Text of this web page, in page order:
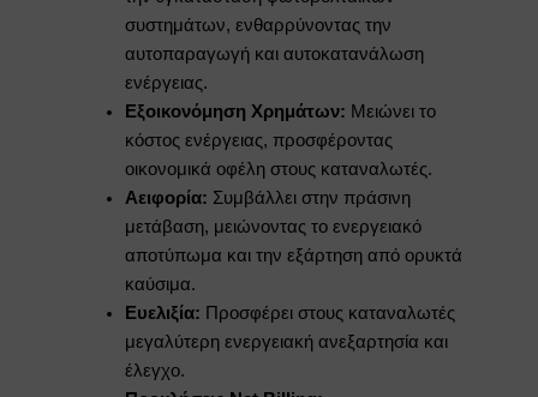
συστημάτων, ενθαρρύνοντας την
αυτοπαραγωγή και αυτοκατανάλωση
ενέργειας.
Εξοικονόμηση Χρημάτων: Μειώνει το
κόστος ενέργειας, προσφέροντας
οικονομικά οφέλη στους καταναλωτές.
Αειφορία: Συμβάλλει στην πράσινη
μετάβαση, μειώνοντας το ενεργειακό
αποτύπωμα και την εξάρτηση από ορυκτά
καύσιμα.
Ευελιξία: Προσφέρει στους καταναλωτές
μεγαλύτερη ενεργειακή ανεξαρτησία και
έλεγχο.